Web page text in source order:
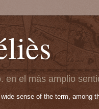
en el más amplio
sense of the term, among